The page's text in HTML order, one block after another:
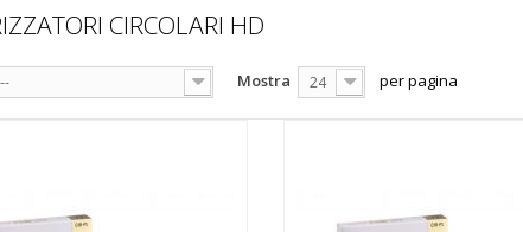
CIRCOLARI HD
-- Mostra 24 per pagina